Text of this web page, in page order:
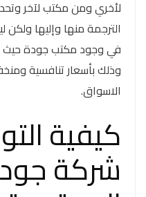
لأخري ومن مكتب لآخر
الترجمة منها وإليها
في وجود مكتب جودة حيث
وذلك بأسعار تنافسية
الاسواق.
كيفية
شركة